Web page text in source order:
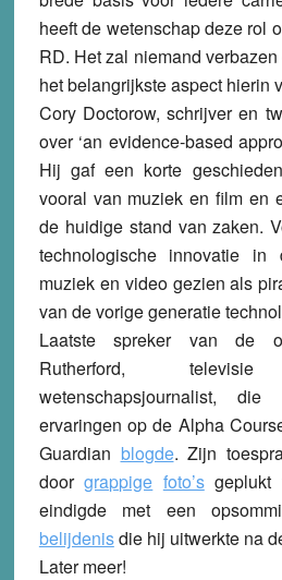
heeft de wetenschap deze rol
RD. Het zal niemand
het belangrijkste aspect hierin
Cory Doctorow, schrijver en
over ‘an evidence-based
Hij gaf een korte
vooral van muziek en film en
de huidige stand van zaken.
technologische innovatie in
muziek en video gezien als
van de vorige generatie
Laatste spreker van de
Rutherford,
wetenschapsjournalist,
ervaringen op de Alpha
Guardian blogde. Zijn
doorgrappige foto’sgeplukt
eindigde met een
belijdenisdie hij uitwerkte na
Later meer!